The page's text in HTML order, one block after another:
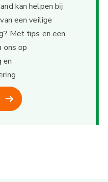
kan helpen bij
een veilige
Met tips en een
ons op
en